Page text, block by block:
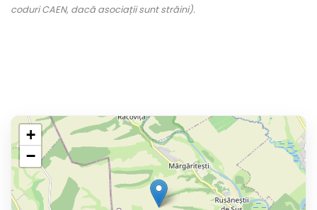
coduri CAEN, dacă asociații sunt străini).
+
−